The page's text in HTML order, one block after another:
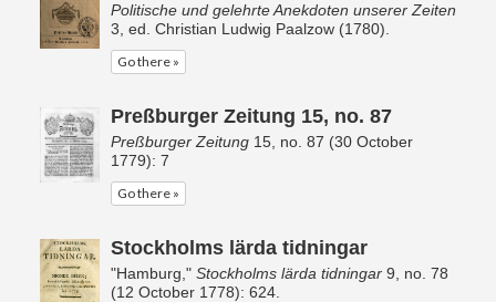
Politische und gelehrte Anekdoten unserer Zeiten
3, ed. Christian Ludwig Paalzow (1780).
Go there »
Preßburger Zeitung 15, no. 87
Preßburger Zeitung 15, no. 87 (30 October
1779): 7
Go there »
Stockholms lärda tidningar
"Hamburg," Stockholms lärda tidningar 9, no. 78
(12 October 1778): 624.